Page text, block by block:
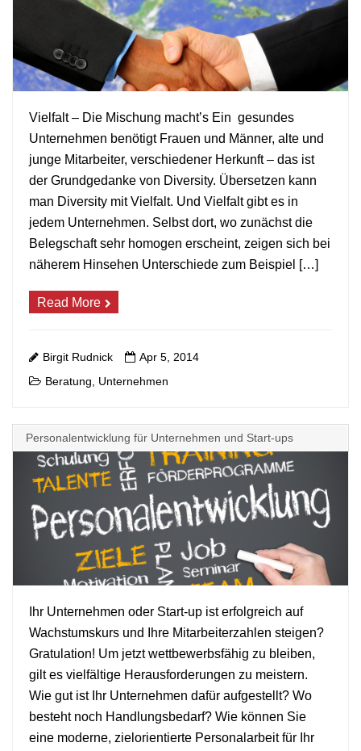
+
Vielfalt – Die Mischung macht’s Ein gesundes
Unternehmen benötigt Frauen und Männer, alte und
junge Mitarbeiter, verschiedener Herkunft – das ist
der Grundgedanke von Diversity. Übersetzen kann
man Diversity mit Vielfalt. Und Vielfalt gibt es in
jedem Unternehmen. Selbst dort, wo zunächst die
Belegschaft sehr homogen erscheint, zeigen sich bei
näherem Hinsehen Unterschiede zum Beispiel […]
Read More
Birgit Rudnick
Apr 5, 2014
Beratung, Unternehmen
Personalentwicklung für Unternehmen und Start-ups
+
Ihr Unternehmen oder Start-up ist erfolgreich auf
Wachstumskurs und Ihre Mitarbeiterzahlen steigen?
Gratulation! Um jetzt wettbewerbsfähig zu bleiben,
gilt es vielfältige Herausforderungen zu meistern.
Wie gut ist Ihr Unternehmen dafür aufgestellt? Wo
besteht noch Handlungsbedarf? Wie können Sie
eine moderne, zielorientierte Personalarbeit für Ihr